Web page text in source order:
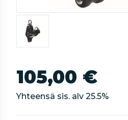
105,00 €
Yhteensä sis. alv 25.5%